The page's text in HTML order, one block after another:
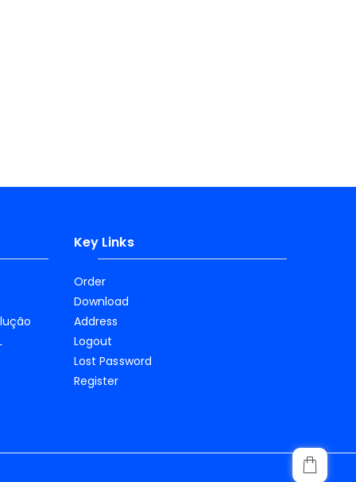
Key Links
Order
Download
Address
Logout
Lost Password
Register